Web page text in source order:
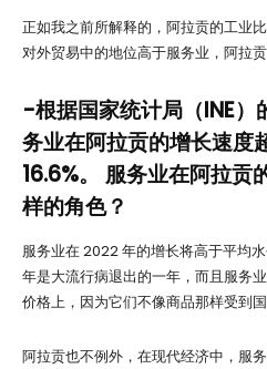
正如我之前所解释的，阿拉贡的工业
对外贸易中的地位高于服务业，阿拉
-根据国家统计局（INE
务业在阿拉贡的增长速度
16.6%。 服务业在阿拉贡
样的角色？
服务业在 2022 年的增长将高于平均
年是大流行病退出的一年，而且服务
价格上，因为它们不像商品那样受到国
阿拉贡也不例外，在现代经济中，服